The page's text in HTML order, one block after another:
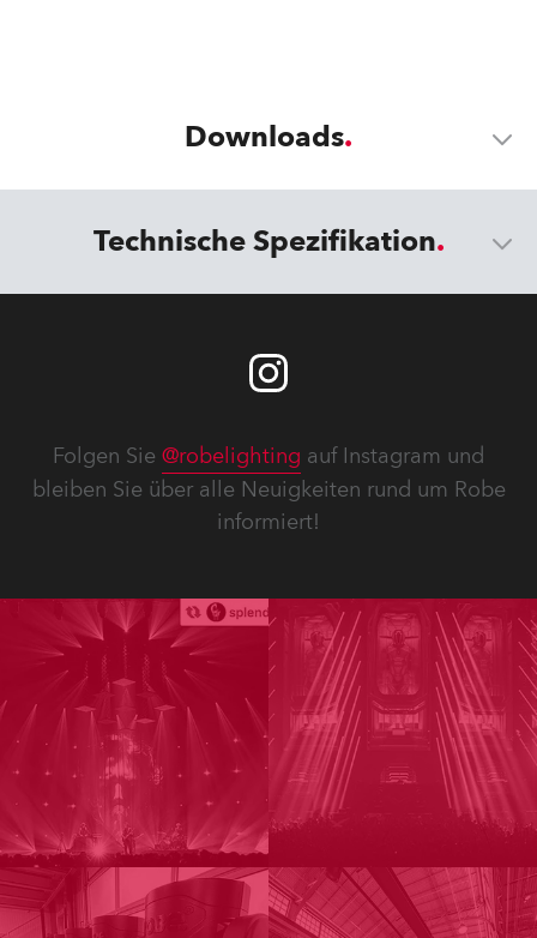
Downloads
Technische Spezifikation
Folgen Sie @robelighting auf Instagram und
bleiben Sie über alle Neuigkeiten rund um Robe
informiert!